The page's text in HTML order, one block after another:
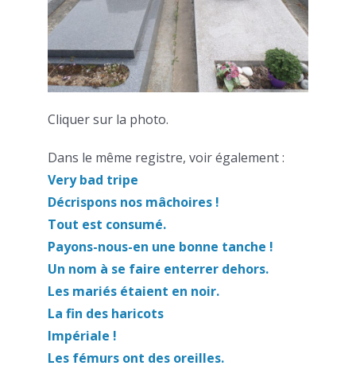
Cliquer sur la photo.
Dans le même registre, voir également :
Very bad tripe
Décrispons nos mâchoires !
Tout est consumé.
Payons-nous-en une bonne tanche !
Un nom à se faire enterrer dehors.
Les mariés étaient en noir.
La fin des haricots
Impériale !
Les fémurs ont des oreilles.